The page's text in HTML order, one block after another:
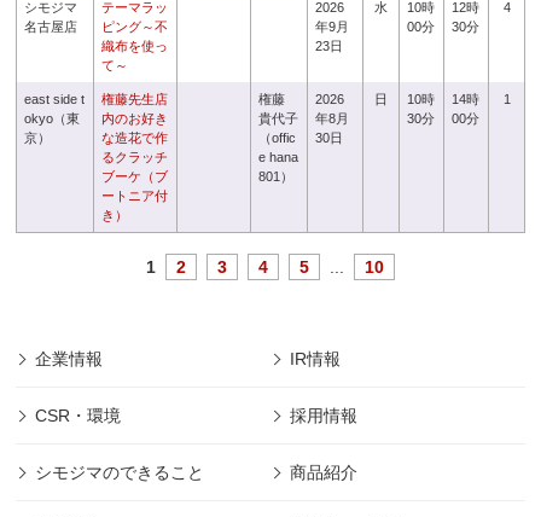
シモジマ
名古屋店
テーマラッ
ピング～不
織布を使っ
て～
2026
年9月
23日
水
10時
00分
12時
30分
4
east side t
okyo（東
京）
権藤先生店
内のお好き
な造花で作
るクラッチ
ブーケ（ブ
ートニア付
き）
権藤
貴代子
（offic
e hana
801）
2026
年8月
30日
日
10時
30分
14時
00分
1
1 2 3 4 5 10
企業情報 IR情報
CSR・環境 採用情報
シモジマのできること 商品紹介